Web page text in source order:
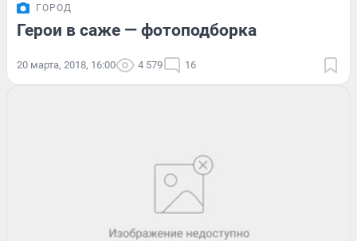
ГОРОД
Герои в саже — фотоподборка
20 марта, 2018, 16:00 4 579 16